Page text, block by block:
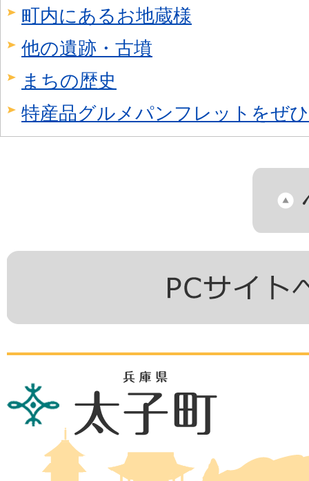
町内にあるお地蔵様
他の遺跡・古墳
まちの歴史
特産品グルメパンフレットをぜ
兵
庫